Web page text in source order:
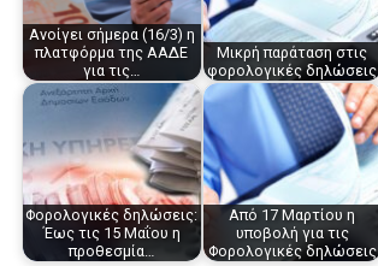
Ανοίγει σήμερα (16/3) η
πλατφόρμα της ΑΑΔΕ
για τις…
Μικρή παράταση στις
φορολογικές δηλώσεις
Φορολογικές δηλώσεις:
Έως τις 15 Μαΐου η
προθεσμία…
Από 17 Μαρτίου η
υποβολή για τις
Φορολογικές δηλώσεις